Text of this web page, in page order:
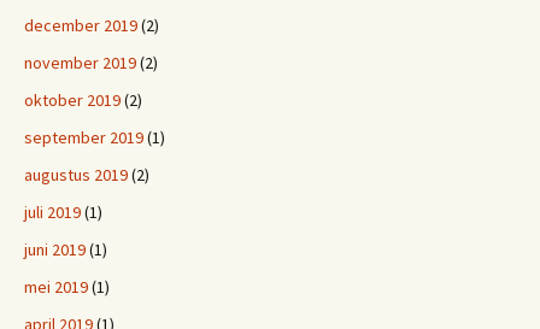
december 2019(2)
november 2019(2)
oktober 2019(2)
september 2019(1)
augustus 2019(2)
juli 2019(1)
juni 2019(1)
mei 2019(1)
april 2019(1)